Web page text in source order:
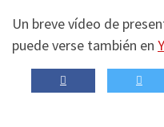
Un breve vídeo de
puede verse también en